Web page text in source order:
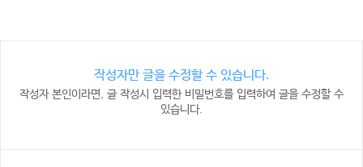
작성자만 글을 수정할 수 있습니다.
작성자 본인이라면, 글 작성시 입력한 비밀번호를 입력하여 글을 수정할 수
있습니다.